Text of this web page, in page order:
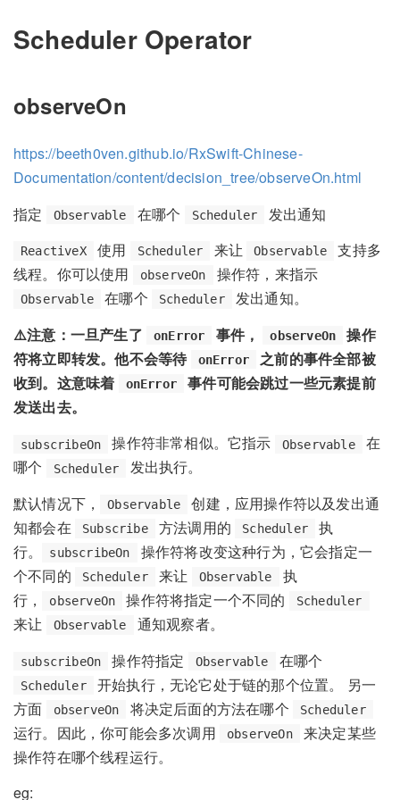
Scheduler Operator
observeOn
https://beeth0ven.github.io/RxSwift-Chinese-
Documentation/content/decision_tree/observeOn.html
指定
Observable 在哪个 Scheduler 发出通知
ReactiveX 使用 Scheduler 来让 Observable
支持多
线程。你可以使用
observeOn 操作符，来指示
Observable 在哪个 Scheduler
发出通知。
⚠️注意：一旦产生了
onError 事件， observeOn
操作
符将立即转发。他不会等待
onError
之前的事件全部被
收到。这意味着
onError
事件可能会跳过一些元素提前
发送出去。
subscribeOn 操作符非常相似。它指示 Observable
在
哪个
Scheduler
发出执行。
默认情况下，
Observable
创建，应用操作符以及发出通
知都会在
Subscribe 方法调用的 Scheduler
执
行。
subscribeOn
操作符将改变这种行为，它会指定一
个不同的
Scheduler 来让 Observable
执
行，
observeOn 操作符将指定一个不同的 Scheduler
来让 Observable 通知观察者。
subscribeOn 操作符指定 Observable 在哪个
Scheduler
开始执行，无论它处于链的那个位置。 另一
方面
observeOn 将决定后面的方法在哪个 Scheduler
运行。因此，你可能会多次调用 observeOn
来决定某些
操作符在哪个线程运行。
eg: